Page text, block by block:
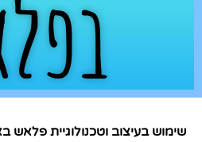
שימוש בעיצוב וטכנולוגיית